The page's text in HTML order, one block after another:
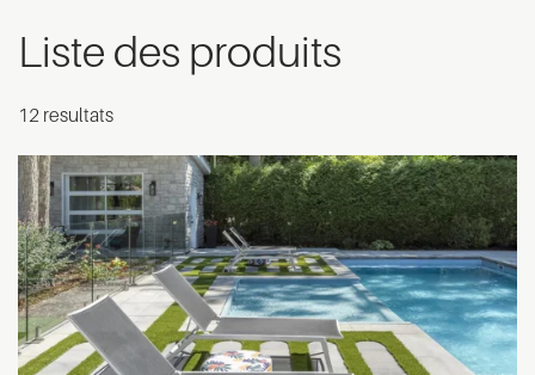
Liste des produits
12 resultats